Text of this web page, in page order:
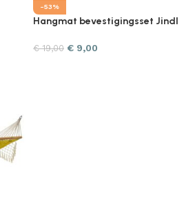
-53%
Hangmat bevestigingsset Jindl
€19,00 € 9,00